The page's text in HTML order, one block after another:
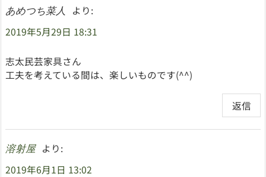
あめつち菜人
より:
2019年5月29日 18:31
志太民芸家具さん
工夫を考えている間は、楽しいものです(^^)
返信
溶射屋
より:
2019年6月1日 13:02